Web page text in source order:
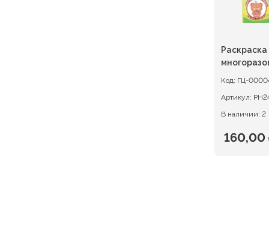
Код: ГЦ-
Артикул:
В наличии: 2
160,00